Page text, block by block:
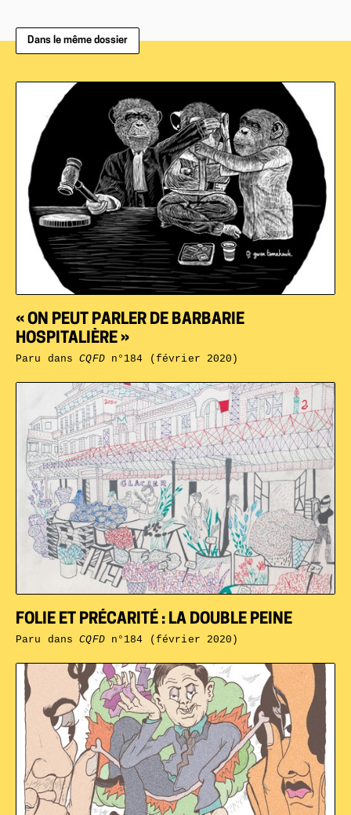
Dans le même dossier
FOLIE ET PRÉCARITÉ : LA DOUBLE PEINE
Paru dansCQFDn°184 (février 2020)
« ON PEUT PARLER DE BARBARIE
HOSPITALIÈRE »
Paru dansCQFDn°184 (février 2020)